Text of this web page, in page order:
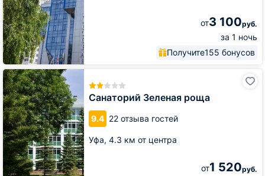
от3 100руб.
за 1 ночь
Получите155 бонусов
Санаторий Зеленая роща
9.4 22 отзыва гостей
Уфа, 4.3 км от центра
от1 520руб.
Санаторий
Зеленая
роща